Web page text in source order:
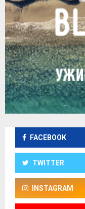
FACEBOOK
TWITTER
INSTAGRAM